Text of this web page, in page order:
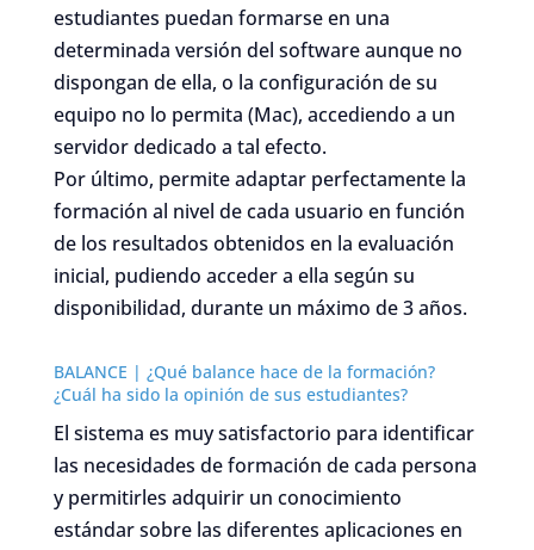
estudiantes puedan formarse en una
determinada versión del software aunque no
dispongan de ella, o la configuración de su
equipo no lo permita (Mac), accediendo a un
servidor dedicado a tal efecto.
Por último, permite adaptar perfectamente la
formación al nivel de cada usuario en función
de los resultados obtenidos en la evaluación
inicial, pudiendo acceder a ella según su
disponibilidad, durante un máximo de 3 años.
BALANCE | ¿Qué balance hace de la formación?
¿Cuál ha sido la opinión de sus estudiantes?
El sistema es muy satisfactorio para identificar
las necesidades de formación de cada persona
y permitirles adquirir un conocimiento
estándar sobre las diferentes aplicaciones en